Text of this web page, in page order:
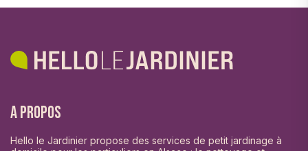
A propos
Hello le Jardinier propose des services de petit jardinage à